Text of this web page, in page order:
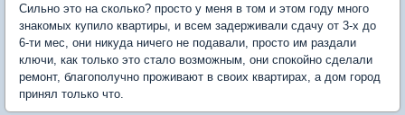
Сильно это на сколько? просто у меня в том и этом году много
знакомых купило квартиры, и всем задерживали сдачу от 3-х до
6-ти мес, они никуда ничего не подавали, просто им раздали
ключи, как только это стало возможным, они спокойно сделали
ремонт, благополучно проживают в своих квартирах, а дом город
принял только что.